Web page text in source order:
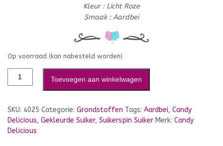
Kleur : Licht Roze
Smaak : Aardbei
Op voorraad (kan nabesteld worden)
Toevoegen aan winkelwagen
SKU: 4025 Categorie: Grondstoffen Tags: Aardbei, Candy
Delicious, Gekleurde Suiker, Suikerspin Suiker Merk: Candy
Delicious